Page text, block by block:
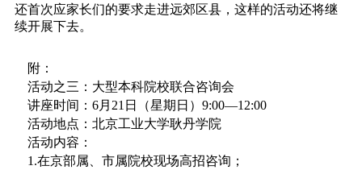
还首次应家长们的要求走进远郊区县，这样的活动还将继
续开展下去。
附：
活动之三：大型本科院校联合咨询会
讲座时间：6月21日（星期日）9:00―12:00
活动地点：北京工业大学耿丹学院
活动内容：
1.在京部属、市属院校现场高招咨询；